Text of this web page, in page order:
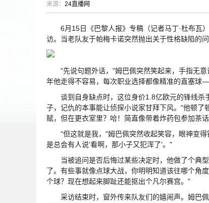
来源： 24直播网
6月15日《巴黎人报》专稿（记者马丁·杜布瓦）
访。当老队友于帕梅卡诺突然抛出关于性格缺陷的
"先说句题外话，"姆巴佩突然笑起来，手指无意
年他走得不容易，每次职业选择都像精准的直塞
谈到自身缺点时，这位身价1.8亿欧元的锋线杀
子，记仇的本事能让侦探小说家甘拜下风。"他顿
赋，但在更衣室里？哈！简直像带着炸药包参加茶
"但这就是我，"姆巴佩突然收起笑容，眼神变得
是总会有人说'看啊，那小子又犯浑了'。"
当被追问是否后悔过某些决定时，他做了个典型
了。有些事就像点球大战，你明明知道该往哪个角
个球？现在想起来脚趾还能抠出个凡尔赛宫。"
采访结束时，窗外传来队友们的嬉闹声。姆巴佩